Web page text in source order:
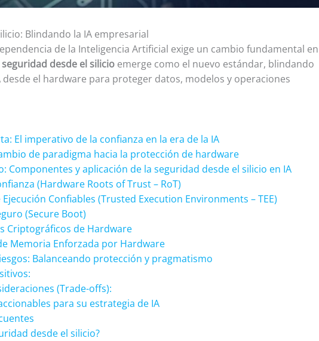
Blindando la IA empresarial
de la Inteligencia Artificial exige un cambio fundamental en
seguridad desde el silicioemerge como el nuevo estándar, blindando
desde el hardware para proteger datos, modelos y operaciones
El imperativo de la confianza en la era de la IA
de paradigma hacia la protección de hardware
Componentes y aplicación de la seguridad desde el silicio en IA
(Hardware Roots of Trust – RoT)
Confiables (Trusted Execution Environments – TEE)
(Secure Boot)
Criptográficos de Hardware
Memoria Enforzada por Hardware
Balanceando protección y pragmatismo
(Trade-offs):
para su estrategia de IA
desde el silicio?